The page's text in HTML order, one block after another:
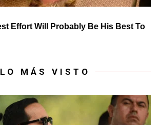
LO MÁS VISTO